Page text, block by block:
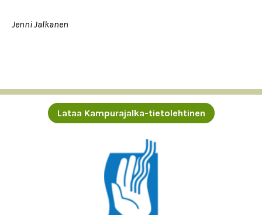
Jenni Jalkanen
Lataa Kampurajalka-tietolehtinen